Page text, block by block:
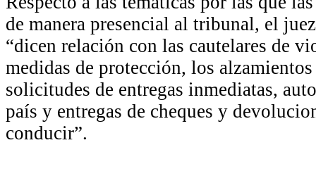
de manera presencial al tribunal, el
“dicen relación con las cautelares de
medidas de protección, los
solicitudes de entregas inmediatas,
país y entregas de cheques y
conducir”.